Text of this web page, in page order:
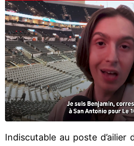
Indiscutable au poste d’ailier